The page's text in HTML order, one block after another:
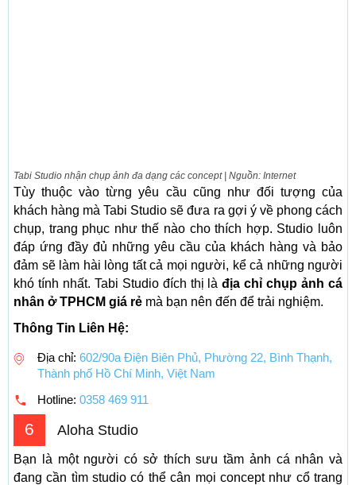
Tabi Studio nhận chụp ảnh đa dạng các concept | Nguồn: Internet
Tùy thuộc vào từng yêu cầu cũng như đối tượng của
khách hàng mà Tabi Studio sẽ đưa ra gợi ý về phong cách
chụp, trang phục như thế nào cho thích hợp. Studio luôn
đáp ứng đầy đủ những yêu cầu của khách hàng và bảo
đảm sẽ làm hài lòng tất cả mọi người, kể cả những người
khó tính nhất. Tabi Studio đích thị làđịa chỉ chụp ảnh cá
nhân ở TPHCM giá rẻ mà bạn nên đến để trải nghiệm.
Thông Tin Liên Hệ:
Địa chỉ: 602/90a Điện Biên Phủ, Phường 22, Bình Thạnh,
Thành phố Hồ Chí Minh, Việt Nam
Hotline: 0358 469 911
6 Aloha Studio
Bạn là một người có sở thích sưu tầm ảnh cá nhân và
đang cần tìm studio có thể cân mọi concept như cổ trang